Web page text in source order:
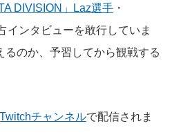
DIVISION」Laz選手 ・
インタビューを敢行していま
のか、予習してから観戦する
Twitchチャンネルで配信されま